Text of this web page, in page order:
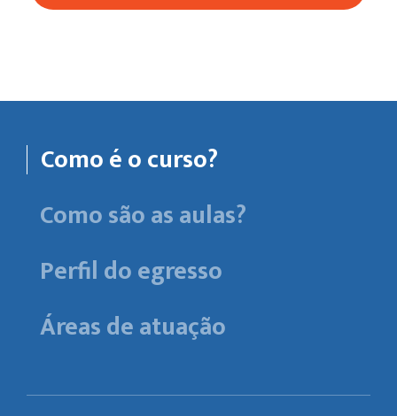
Como é o curso?
Como são as aulas?
Perfil do egresso
Áreas de atuação